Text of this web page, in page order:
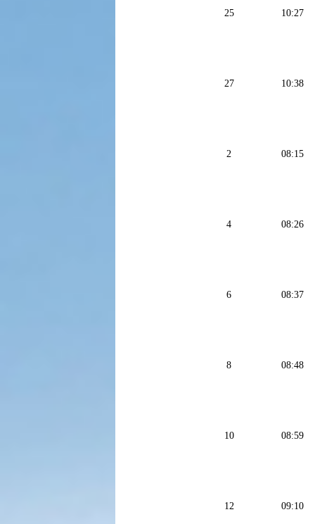
25 10:27
27 10:38
2 08:15
4 08:26
6 08:37
8 08:48
10 08:59
12 09:10